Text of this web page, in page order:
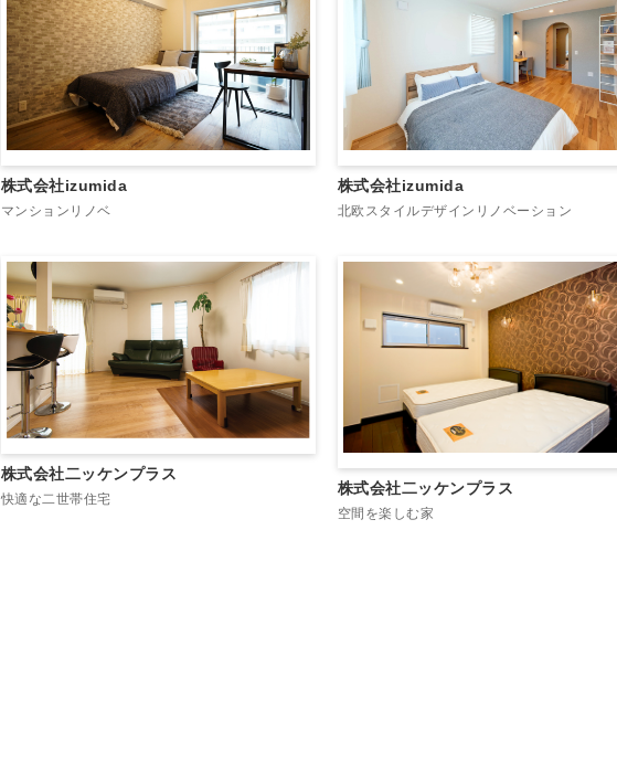
株式会社izumida
マンションリノベ
株式会社izumida
北欧スタイルデザインリノベーション
株式会社二ッケンプラス
快適な二世帯住宅
株式会社二ッケンプラス
空間を楽しむ家